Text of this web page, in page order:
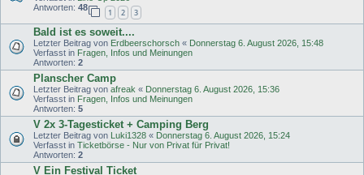
Antworten: 48
1 2 3
Bald ist es soweit....
Letzter Beitrag von Erdbeerschorsch « Donnerstag 6. August 2026, 15:48
Verfasst in Fragen, Infos und Meinungen
Antworten: 2
Planscher Camp
Letzter Beitrag von afreak « Donnerstag 6. August 2026, 15:36
Verfasst in Fragen, Infos und Meinungen
Antworten: 5
V 2x 3-Tagesticket + Camping Berg
Letzter Beitrag von Luki1328 « Donnerstag 6. August 2026, 15:24
Verfasst in Ticketbörse - Nur von Privat für Privat!
Antworten: 2
V Ein Festival Ticket